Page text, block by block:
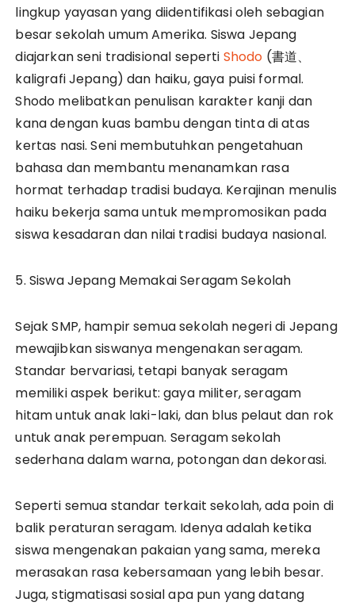
lingkup yayasan yang diidentifikasi oleh sebagian
besar sekolah umum Amerika. Siswa Jepang
diajarkan seni tradisional seperti Shodo (書道、
kaligrafi Jepang) dan haiku, gaya puisi formal.
Shodo melibatkan penulisan karakter kanji dan
kana dengan kuas bambu dengan tinta di atas
kertas nasi. Seni membutuhkan pengetahuan
bahasa dan membantu menanamkan rasa
hormat terhadap tradisi budaya. Kerajinan menulis
haiku bekerja sama untuk mempromosikan pada
siswa kesadaran dan nilai tradisi budaya nasional.
5. Siswa Jepang Memakai Seragam Sekolah
Sejak SMP, hampir semua sekolah negeri di Jepang
mewajibkan siswanya mengenakan seragam.
Standar bervariasi, tetapi banyak seragam
memiliki aspek berikut: gaya militer, seragam
hitam untuk anak laki-laki, dan blus pelaut dan rok
untuk anak perempuan. Seragam sekolah
sederhana dalam warna, potongan dan dekorasi.
Seperti semua standar terkait sekolah, ada poin di
balik peraturan seragam. Idenya adalah ketika
siswa mengenakan pakaian yang sama, mereka
merasakan rasa kebersamaan yang lebih besar.
Juga, stigmatisasi sosial apa pun yang datang